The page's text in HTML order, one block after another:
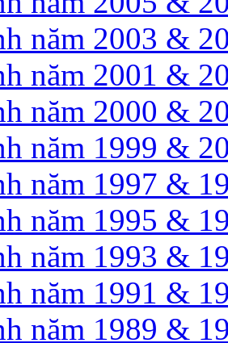
năm 2003 &
năm 2001 &
năm 2000 &
năm 1999 &
năm 1997 &
năm 1995 &
năm 1993 &
năm 1991 &
năm 1989 &